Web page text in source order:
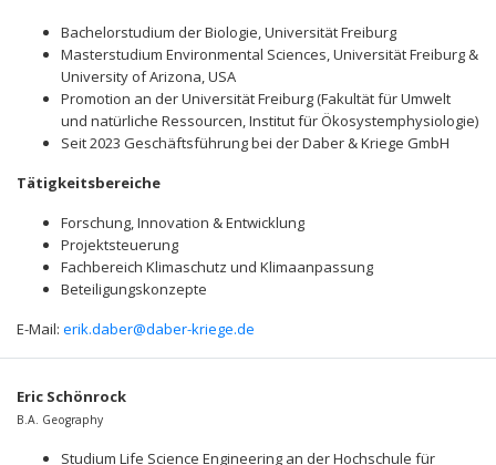
Bachelorstudium der Biologie, Universität Freiburg
Masterstudium Environmental Sciences, Universität Freiburg &
University of Arizona, USA
Promotion an der Universität Freiburg (Fakultät für Umwelt
und natürliche Ressourcen, Institut für Ökosystemphysiologie)
Seit 2023 Geschäftsführung bei der Daber & Kriege GmbH
Tätigkeitsbereiche
Forschung, Innovation & Entwicklung
Projektsteuerung
Fachbereich Klimaschutz und Klimaanpassung
Beteiligungskonzepte
E-Mail: erik.daber@daber-kriege.de
Eric Schönrock
B.A. Geography
Studium Life Science Engineering an der Hochschule für